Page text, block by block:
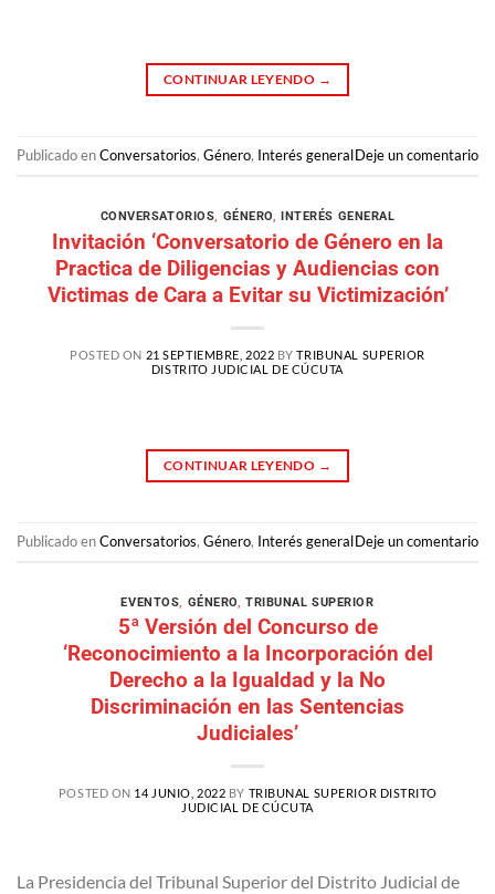
CONTINUAR LEYENDO →
Publicado enConversatorios, Género, Interés generalDeje un comentario
CONVERSATORIOS, GÉNERO,INTERÉS GENERAL
Invitación ‘Conversatorio de Género en la
Practica de Diligencias y Audiencias con
Victimas de Cara a Evitar su Victimización’
POSTED ON 21 SEPTIEMBRE, 2022 BYTRIBUNAL SUPERIOR
DISTRITO JUDICIAL DE CÚCUTA
CONTINUAR LEYENDO →
Publicado enConversatorios, Género, Interés generalDeje un comentario
EVENTOS, GÉNERO, TRIBUNAL SUPERIOR
5ª Versión del Concurso de
‘Reconocimiento a la Incorporación del
Derecho a la Igualdad y la No
Discriminación en las Sentencias
Judiciales’
POSTED ON 14 JUNIO, 2022 BY TRIBUNAL SUPERIOR DISTRITO
JUDICIAL DE CÚCUTA
La Presidencia del Tribunal Superior del Distrito Judicial de